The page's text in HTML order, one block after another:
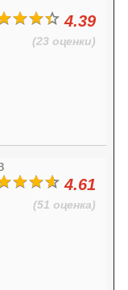
4.39
(23 оценки)
4.61
(51 оценка)